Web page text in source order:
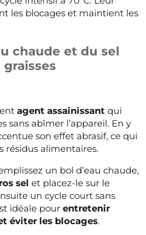
les blocages et maintient les
chaude et du sel
agent assainissant qui
sans abîmer l’appareil. En y
son effet abrasif, ce qui
résidus alimentaires.
un bol d’eau chaude,
sel et placez-le sur le
un cycle court sans
idéale pour entretenir
éviter les blocages.